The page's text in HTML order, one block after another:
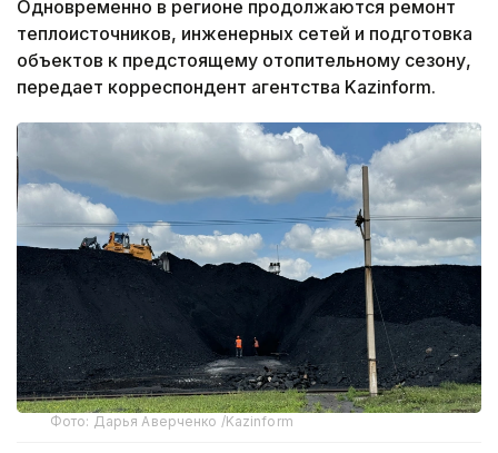
Одновременно в регионе продолжаются ремонт
теплоисточников, инженерных сетей и подготовка
объектов к предстоящему отопительному сезону,
передает корреспондент агентства Kazinform.
Фото: Дарья Аверченко /Kazinform